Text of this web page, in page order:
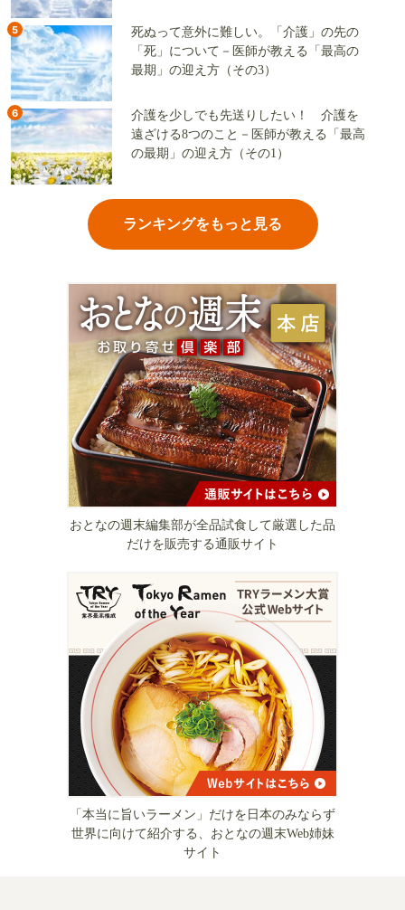
5
死ぬって意外に難しい。「介護」の先の
「死」について－医師が教える「最高の
最期」の迎え方（その3）
6
介護を少しでも先送りしたい！ 介護を
遠ざける8つのこと－医師が教える「最高
の最期」の迎え方（その1）
ランキングをもっと見る
おとなの週末編集部が全品試食して厳選した品
だけを販売する通販サイト
「本当に旨いラーメン」だけを日本のみならず
世界に向けて紹介する、おとなの週末Web姉妹
サイト